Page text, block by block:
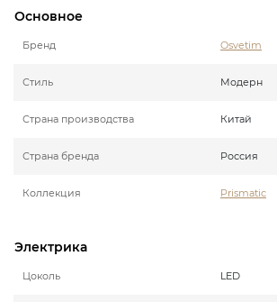
Основное
Бренд Osvetim
Стиль Модерн
Страна производства Китай
Страна бренда Россия
Коллекция Prismatic
Электрика
Цоколь LED